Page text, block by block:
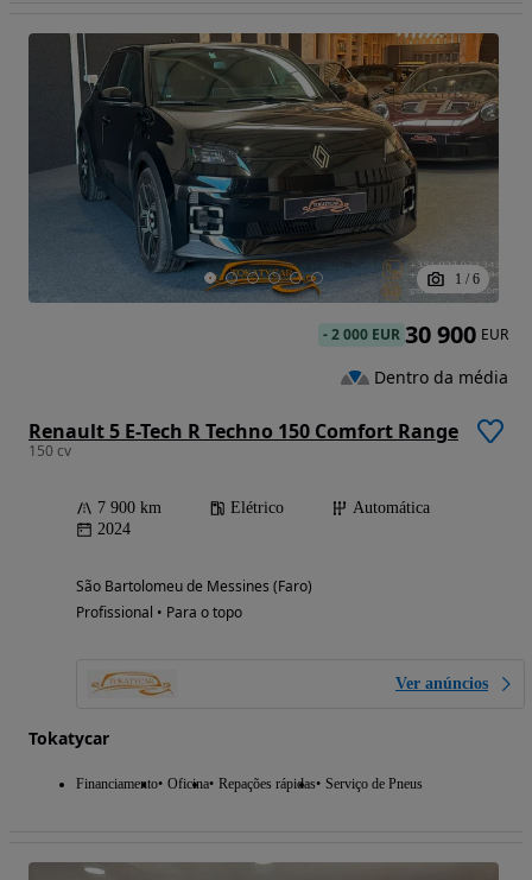
1 / 6
Renault 5 E-Tech R Techno 150 Comfort Range
150 cv
7 900 km Elétrico
Automática
2024
São Bartolomeu de Messines (Faro)
Profissional • Para o topo
Ver anúncios
Tokatycar
Financiamento Oficina Repações rápidas Serviço de Pneus
-2 000 EUR 30 900 EUR
Dentro da média